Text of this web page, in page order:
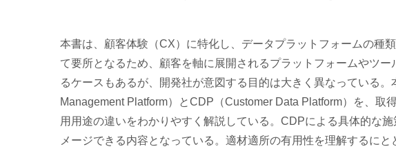
本書は、顧客体験（CX）に特化し、データプラットフォームの種
て要所となるため、顧客を軸に展開されるプラットフォームやツ
るケースもあるが、開発社が意図する目的は大きく異なっている
Management Platform）とCDP（Customer Data Platform）を、取
用用途の違いをわかりやすく解説している。CDPによる具体的な
メージできる内容となっている。適材適所の有用性を理解するに